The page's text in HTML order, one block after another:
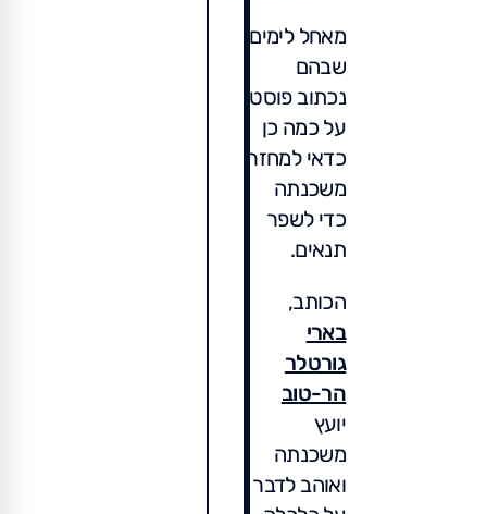
מאחל לימים
שבהם
נכתוב פוסט
על כמה כן
כדאי למחזר
משכנתה
כדי לשפר
תנאים.
הכותב,
בארי
גורטלר
הר-טוב
יועץ
משכנתה
ואוהב לדבר